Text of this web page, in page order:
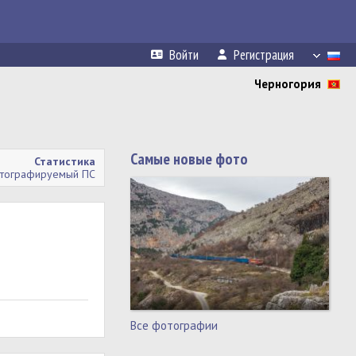
Войти Регистрация
Черногория
Статистика
ПС
Самые новые фото
Все фотографии